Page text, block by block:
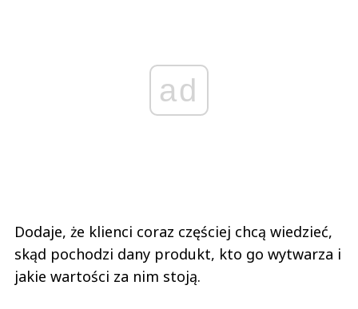
ad
Dodaje, że klienci coraz częściej chcą wiedzieć,
skąd pochodzi dany produkt, kto go wytwarza i
jakie wartości za nim stoją.